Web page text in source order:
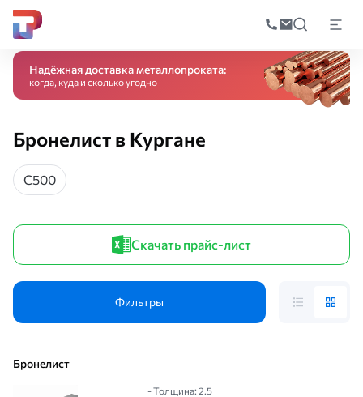
по
Главная
Надёжная доставка металлопроката:
когда, куда и сколько угодно
Бронелист в Кургане
С500
Скачать прайс-лист
Фильтры
Бронелист
- Толщина: 2.5